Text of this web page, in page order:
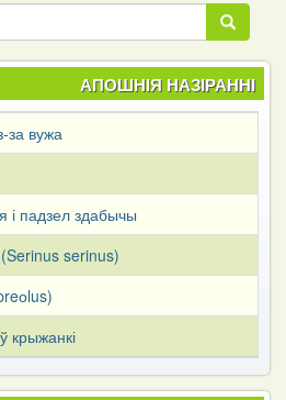
Пошук
Пошук
АПОШНІЯ НАЗІРАННІ
за вужа
і падзел здабычы
serinus)
крыжанкі